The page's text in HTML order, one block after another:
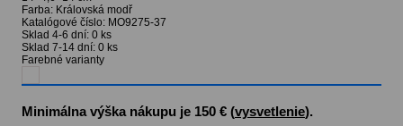
Farba: Královská modř
Katalógové číslo: MO9275-37
Sklad 4-6 dní: 0 ks
Sklad 7-14 dní: 0 ks
Farebné varianty
Minimálna výška nákupu je 150 € (vysvetlenie).